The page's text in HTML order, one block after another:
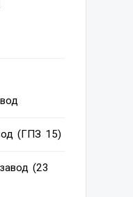
(ГПЗ 15)
(23